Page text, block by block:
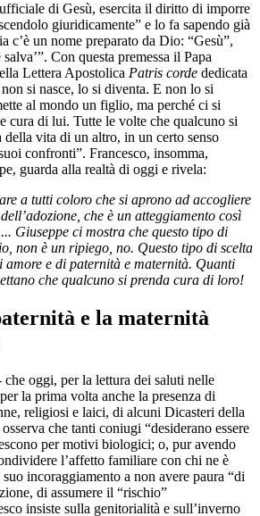
di Gesù, esercita il diritto di imporre
giuridicamente” e lo fa sapendo già
c’è un nome preparato da Dio: “Gesù”,
Con questa premessa il Papa
Lettera Apostolica Patris corde dedicata
si nasce, lo si diventa. E non lo si
al mondo un figlio, ma perché ci si
cura di lui. Tutte le volte che qualcuno si
della vita di un altro, in un certo senso
confronti”. Francesco, insomma,
guarda alla realtà di oggi e rivela:
a tutti coloro che si aprono ad accogliere
che è un atteggiamento così
Giuseppe ci mostra che questo tipo di
non è un ripiego, no. Questo tipo di scelta
amore e di paternità e maternità. Quanti
che qualcuno si prenda cura di loro!
e la maternità
che oggi, per la lettura dei saluti nelle
la prima volta anche la presenza di
religiosi e laici, di alcuni Dicasteri della
che tanti coniugi “desiderano essere
per motivi biologici; o, pur avendo
l’affetto familiare con chi ne è
incoraggiamento a non avere paura “di
di assumere il “rischio”
insiste sulla genitorialità e sull’inverno